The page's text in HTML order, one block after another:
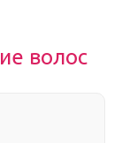
волос